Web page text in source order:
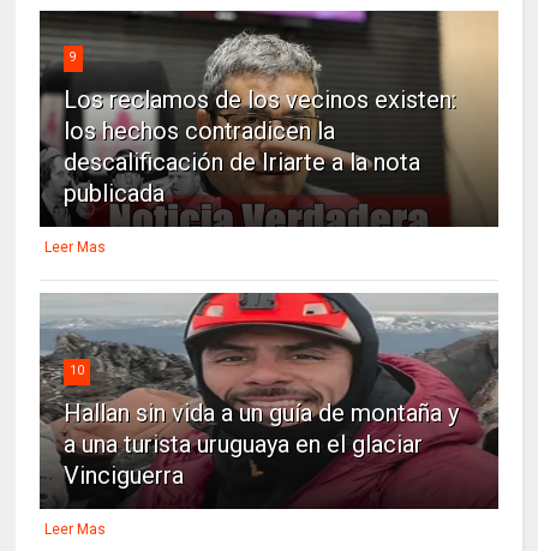
9
Los reclamos de los vecinos existen:
los hechos contradicen la
descalificación de Iriarte a la nota
publicada
Leer Mas
10
Hallan sin vida a un guía de montaña y
a una turista uruguaya en el glaciar
Vinciguerra
Leer Mas